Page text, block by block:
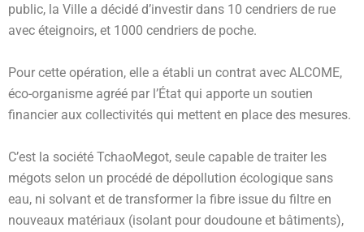
public, la Ville a décidé d’investir dans 10 cendriers de rue
avec éteignoirs, et 1000 cendriers de poche.
Pour cette opération, elle a établi un contrat avec ALCOME,
éco-organisme agréé par l’État qui apporte un soutien
financier aux collectivités qui mettent en place des mesures.
C’est la société TchaoMegot, seule capable de traiter les
mégots selon un procédé de dépollution écologique sans
eau, ni solvant et de transformer la fibre issue du filtre en
nouveaux matériaux (isolant pour doudoune et bâtiments),